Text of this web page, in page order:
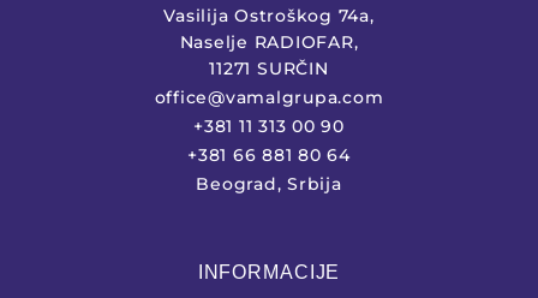
Vasilija Ostroškog 74a,
Naselje RADIOFAR,
11271 SURČIN
office@vamalgrupa.com
+381 11 313 00 90
+381 66 881 80 64
Beograd, Srbija
INFORMACIJE